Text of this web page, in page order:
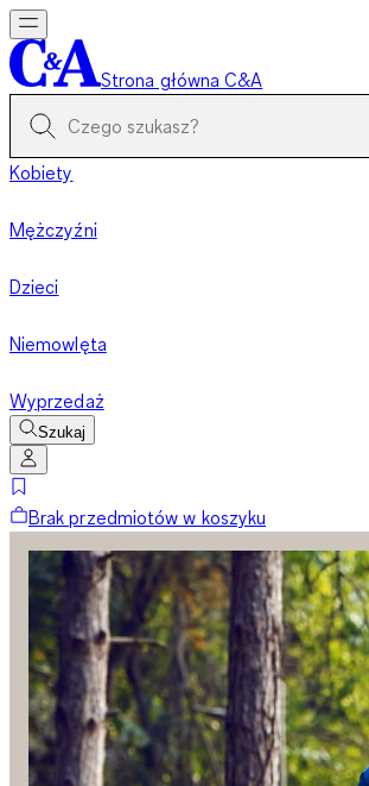
Strona główna C&A
Kobiety
Mężczyźni
Dzieci
Niemowlęta
Wyprzedaż
Szukaj
Brak przedmiotów w koszyku